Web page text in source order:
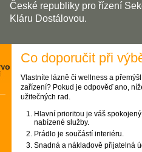
České republiky pro řízení
Kláru Dostálovou.
Co doporučit při
Vlastníte lázně či wellness a
zařízení? Pokud je odpověď ano,
užitečných rad.
Hlavní prioritou je váš
nabízené služby.
Prádlo je součástí interiéru.
Snadná a nákladově přijatelná